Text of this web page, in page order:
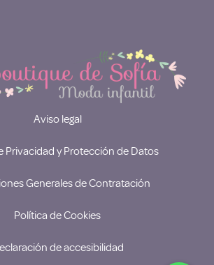
Aviso legal
Privacidad y Protección de Datos
Generales de Contratación
Política de Cookies
de accesibilidad